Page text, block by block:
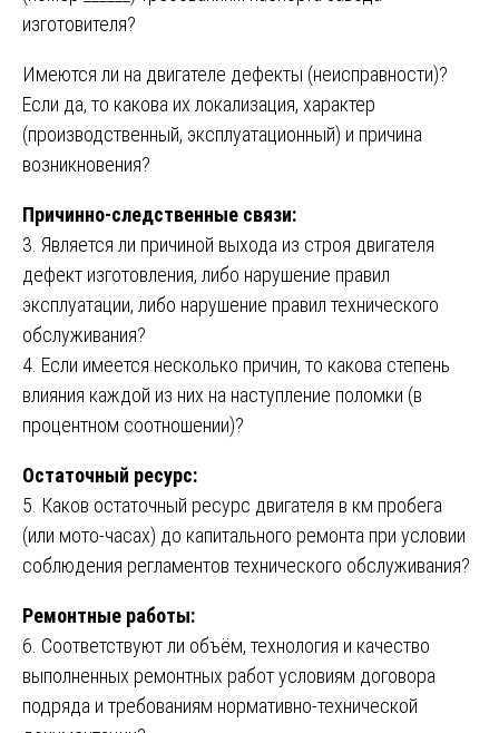
изготовителя?
Имеются ли на двигателе дефекты (неисправности)?
Если да, то какова их локализация, характер
(производственный, эксплуатационный) и причина
возникновения?
Причинно-следственные связи:
3. Является ли причиной выхода из строя двигателя
дефект изготовления, либо нарушение правил
эксплуатации, либо нарушение правил технического
обслуживания?
4. Если имеется несколько причин, то какова степень
влияния каждой из них на наступление поломки (в
процентном соотношении)?
Остаточный ресурс:
5. Каков остаточный ресурс двигателя в км пробега
(или мото-часах) до капитального ремонта при условии
соблюдения регламентов технического обслуживания?
Ремонтные работы:
6. Соответствуют ли объём, технология и качество
выполненных ремонтных работ условиям договора
подряда и требованиям нормативно-технической